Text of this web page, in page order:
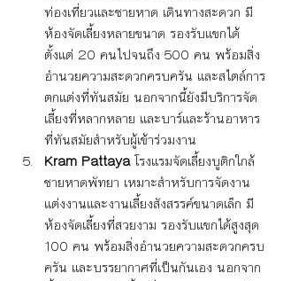
ท่องเที่ยวและชายหาด เดินทางสะดวก มี
ห้องจัดเลี้ยงหลายขนาด รองรับแขกได้
ตั้งแต่ 20 คนไปจนถึง 500 คน พร้อมสิ่ง
อำนวยความสะดวกครบครัน และสไตล์การ
ตกแต่งที่ทันสมัย นอกจากนี้ยังมีบริการจัด
เลี้ยงที่หลากหลาย และบาร์และร้านอาหาร
ที่ทันสมัยสำหรับผู้เข้าร่วมงาน
Kram Pattaya โรงแรมจัดเลี้ยงบูติกใกล้
ชายหาดพัทยา เหมาะสำหรับการจัดงาน
แต่งงานและงานเลี้ยงสังสรรค์ขนาดเล็ก มี
ห้องจัดเลี้ยงที่สวยงาม รองรับแขกได้สูงสุด
100 คน พร้อมสิ่งอำนวยความสะดวกครบ
ครัน และบรรยากาศที่เป็นกันเอง นอกจาก